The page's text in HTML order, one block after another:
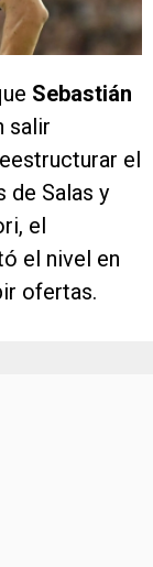
Sebastián
salir
el
de Salas y
el
el nivel en
ofertas.